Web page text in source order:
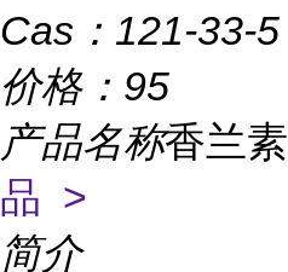
Cas： 121-33-5
价格： 95
产品名称香兰素
品 >
简介